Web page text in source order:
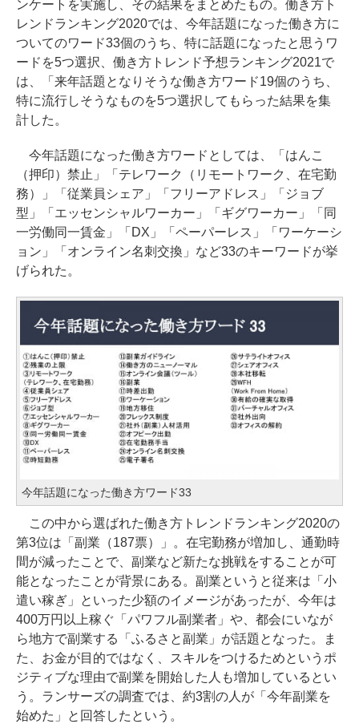
ンケートを実施し、その結果をまとめたもの。働き方ト
レンドランキング2020では、今年話題になった働き方に
ついてのワード33個のうち、特に話題になったと思うワ
ードを5つ選択、働き方トレンド予想ランキング2021で
は、「来年話題となりそうな働き方ワード19個のうち、
特に流行しそうなものを5つ選択してもらった結果を集
計した。
今年話題になった働き方ワードとしては、「はんこ
（押印）禁止」「テレワーク（リモートワーク、在宅勤
務）」「従業員シェア」「フリーアドレス」「ジョブ
型」「エッセンシャルワーカー」「ギグワーカー」「同
一労働同一賃金」「DX」「ペーパーレス」「ワーケーシ
ョン」「オンライン名刺交換」など33のキーワードが挙
げられた。
今年話題になった働き方ワード33
この中から選ばれた働き方トレンドランキング2020の
第3位は「副業（187票）」。在宅勤務が増加し、通勤時
間が減ったことで、副業など新たな挑戦をすることが可
能となったことが背景にある。副業というと従来は「小
遣い稼ぎ」といった少額のイメージがあったが、今年は
400万円以上稼ぐ「パワフル副業者」や、都会にいなが
ら地方で副業する「ふるさと副業」が話題となった。ま
た、お金が目的ではなく、スキルをつけるためというポ
ジティブな理由で副業を開始した人も増加しているとい
う。ランサーズの調査では、約3割の人が「今年副業を
始めた」と回答したという。